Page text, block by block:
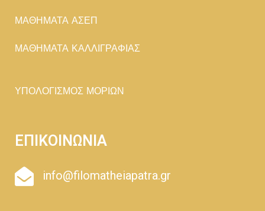
ΜΑΘΗΜΑΤΑ ΑΣΕΠ
ΜΑΘΗΜΑΤΑ ΚΑΛΛΙΓΡΑΦΙΑΣ
ΥΠΟΛΟΓΙΣΜΟΣ ΜΟΡΙΩΝ
ΕΠΙΚΟΙΝΩΝΙΑ
info@filomatheiapatra.gr